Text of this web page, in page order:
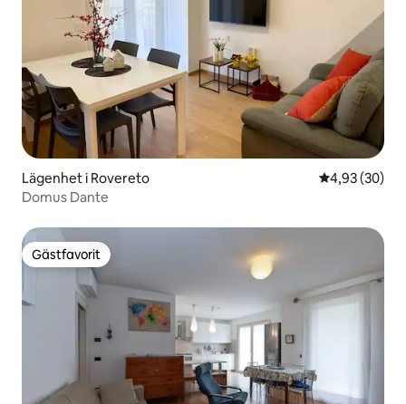
Lägenhet i Rovereto 4,93 av 5 i
4,93 (30)
Domus Dante
Gästfavorit
Gästfavorit